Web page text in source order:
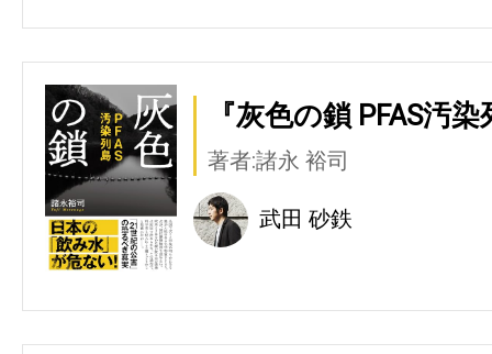
『灰色の鎖 PFAS汚
著者:諸永 裕司
武田 砂鉄